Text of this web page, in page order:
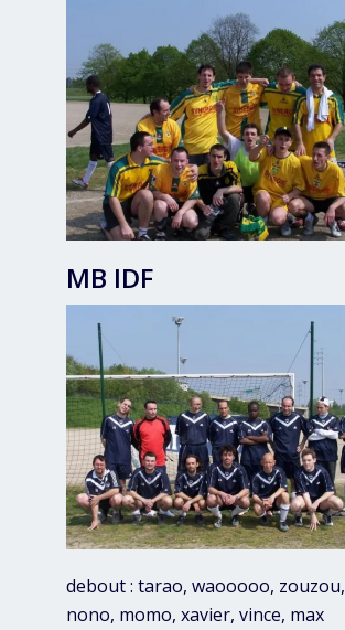
MB IDF
debout : tarao, waooooo, zouzou,
nono, momo, xavier, vince, max